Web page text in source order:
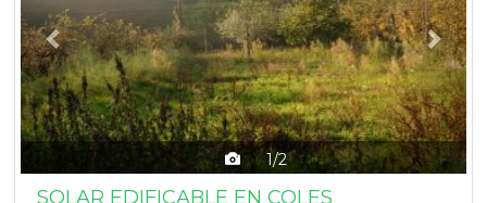
1/2
SOLAR EDIFICABLE EN COLES